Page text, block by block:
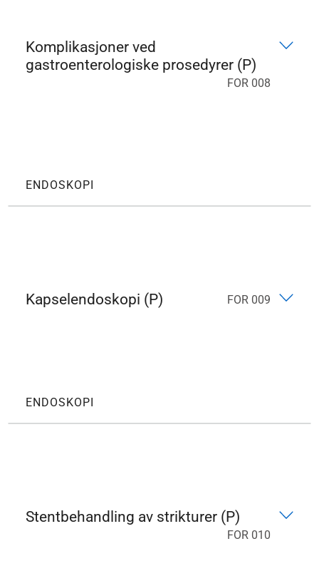
Komplikasjoner ved
gastroenterologiske prosedyrer (P)
FOR 008
ENDOSKOPI
Kapselendoskopi (P) FOR 009
ENDOSKOPI
Stentbehandling av strikturer (P)
FOR 010